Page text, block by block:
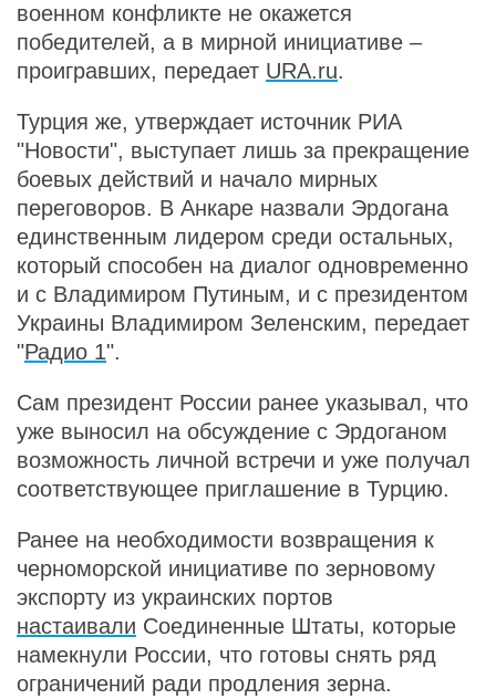
военном конфликте не окажется
победителей, а в мирной инициативе –
проигравших, передает URA.ru.
Турция же, утверждает источник РИА
"Новости", выступает лишь за прекращение
боевых действий и начало мирных
переговоров. В Анкаре назвали Эрдогана
единственным лидером среди остальных,
который способен на диалог одновременно
и с Владимиром Путиным, и с президентом
Украины Владимиром Зеленским, передает
"Радио 1".
Сам президент России ранее указывал, что
уже выносил на обсуждение с Эрдоганом
возможность личной встречи и уже получал
соответствующее приглашение в Турцию.
Ранее на необходимости возвращения к
черноморской инициативе по зерновому
экспорту из украинских портов
настаивали Соединенные Штаты, которые
намекнули России, что готовы снять ряд
ограничений ради продления зерна.